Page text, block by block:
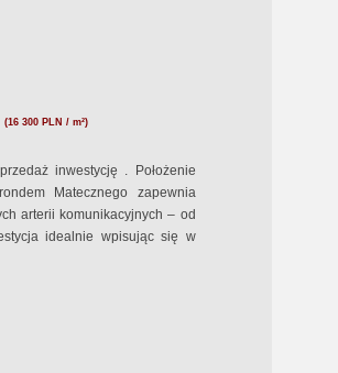
(16 300 PLN / m²)
inwestycję . Położenie
Matecznego zapewnia
arterii komunikacyjnych – od
idealnie wpisując się w